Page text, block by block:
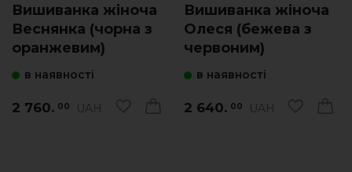
Вишиванка жіноча
Веснянка (чорна з
оранжевим)
в наявності
2 760. 00 UAH
Вишиванка жіноча
Олеся (бежева з
червоним)
в наявності
2 640. 00 UAH